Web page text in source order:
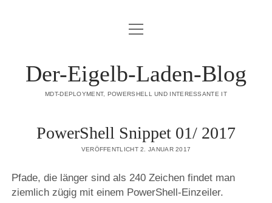
DATENSCHUTZERKLÄRUNG
mastodon
Menü
öffnen
Der-Eigelb-Laden-Blog
MDT-DEPLOYMENT, POWERSHELL UND INTERESSANTE IT
PowerShell Snippet 01/ 2017
VERÖFFENTLICHT 2. JANUAR 2017
Pfade, die länger sind als 240 Zeichen findet man
ziemlich zügig mit einem PowerShell-Einzeiler.